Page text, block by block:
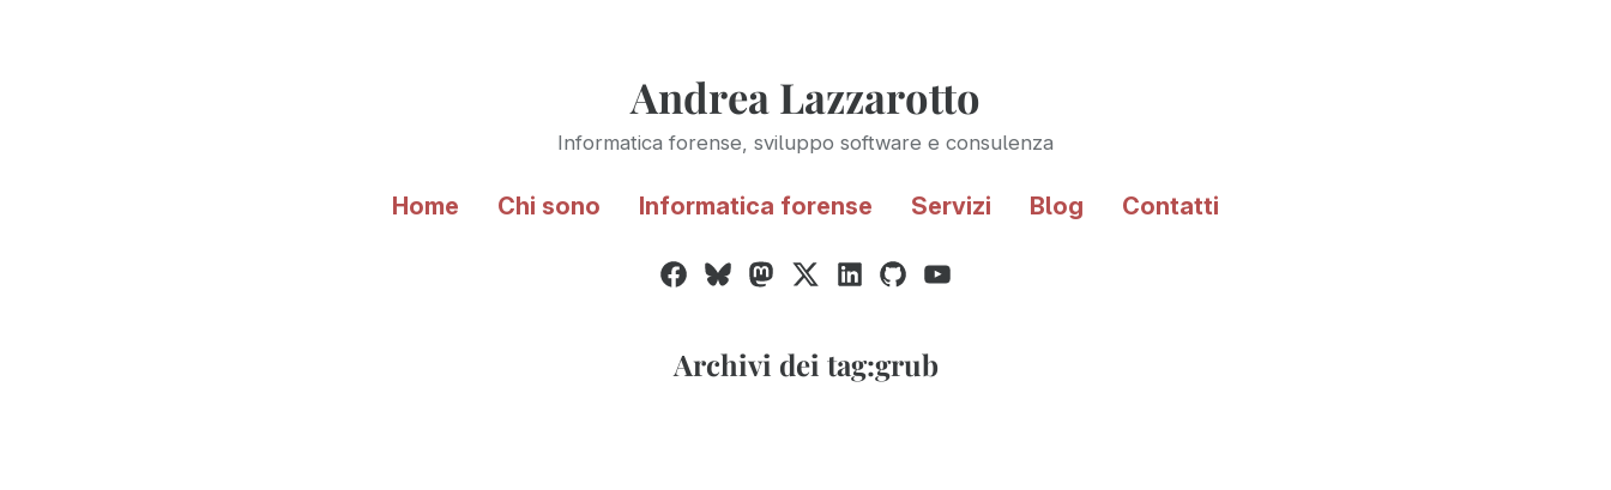
Andrea Lazzarotto
Informatica forense, sviluppo software e consulenza
Home Chi sono Informatica forense Servizi Blog Contatti
Facebook
BlueskyMastodon
Twitter
X
LinkedIn
GitHubYouTube
Archivi dei tag:grub